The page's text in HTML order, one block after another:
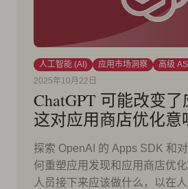
人工智能 (AI) 应用市场洞察
高级
2025年10月22日
ChatGPT 可能改变了
这对应用商店优化意
探索 OpenAI 的 Apps SDK 和
何重塑应用发现和应用商店优
人员接下来应该做什么，以在